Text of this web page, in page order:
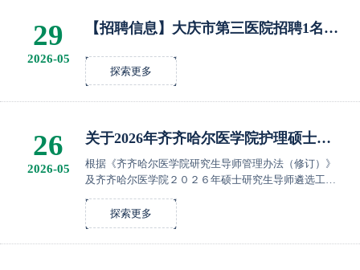
29
2026-05
【招聘信息】大庆市第三医院招聘1名司
探索更多
26
2026-05
关于2026年齐齐哈尔医学院护理硕士研
究生导师遴选推荐人选公示
根据《齐齐哈尔医学院研究生导师管理办法（修订）》
及齐齐哈尔医学院２０２６年硕士研究生导师遴选工作
师风及学术规范审查，孙立娟同志符合硕士研究生导师
遴选...
探索更多